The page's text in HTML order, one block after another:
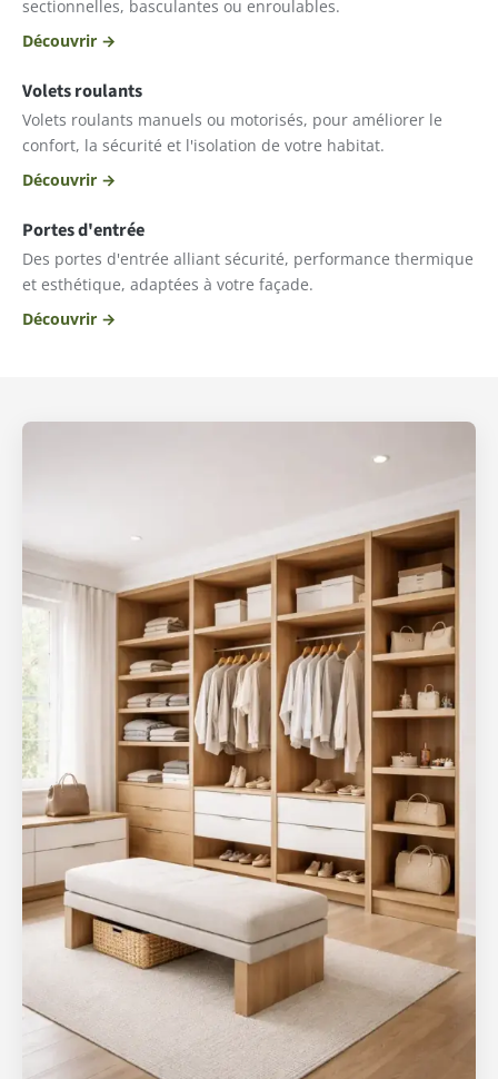
sectionnelles, basculantes ou enroulables.
Découvrir →
Volets roulants
Volets roulants manuels ou motorisés, pour améliorer le
confort, la sécurité et l'isolation de votre habitat.
Découvrir →
Portes d'entrée
Des portes d'entrée alliant sécurité, performance thermique
et esthétique, adaptées à votre façade.
Découvrir →